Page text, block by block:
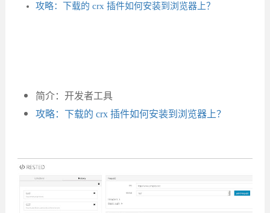
攻略：下载的 crx 插件如何安装到浏览器上？
简介：开发者工具
攻略：下载的 crx 插件如何安装到浏览器上？